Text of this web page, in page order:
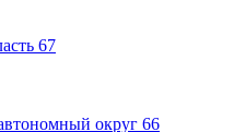
67
округ 66